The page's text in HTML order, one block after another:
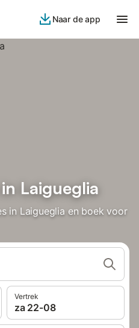
Naar de app
Laigueglia
in Laigueglia en boek voor
Vertrek
za 22-08